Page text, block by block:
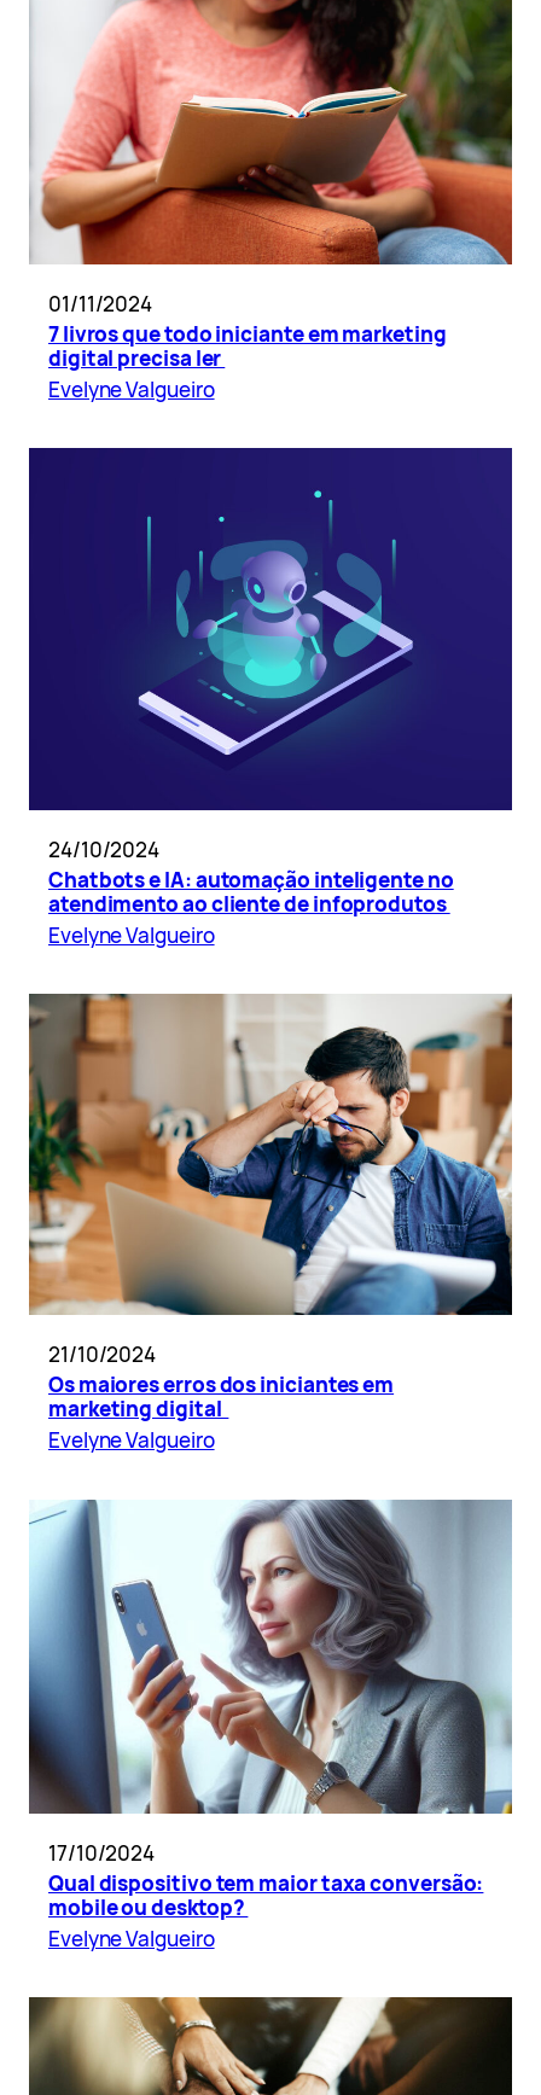
01/11/2024
7 livros que todo iniciante em marketing
digital precisa ler
Evelyne Valgueiro
24/10/2024
Chatbots e IA: automação inteligente no
atendimento ao cliente de infoprodutos
Evelyne Valgueiro
21/10/2024
Os maiores erros dos iniciantes em
marketing digital
Evelyne Valgueiro
17/10/2024
Qual dispositivo tem maior taxa conversão:
mobile ou desktop?
Evelyne Valgueiro